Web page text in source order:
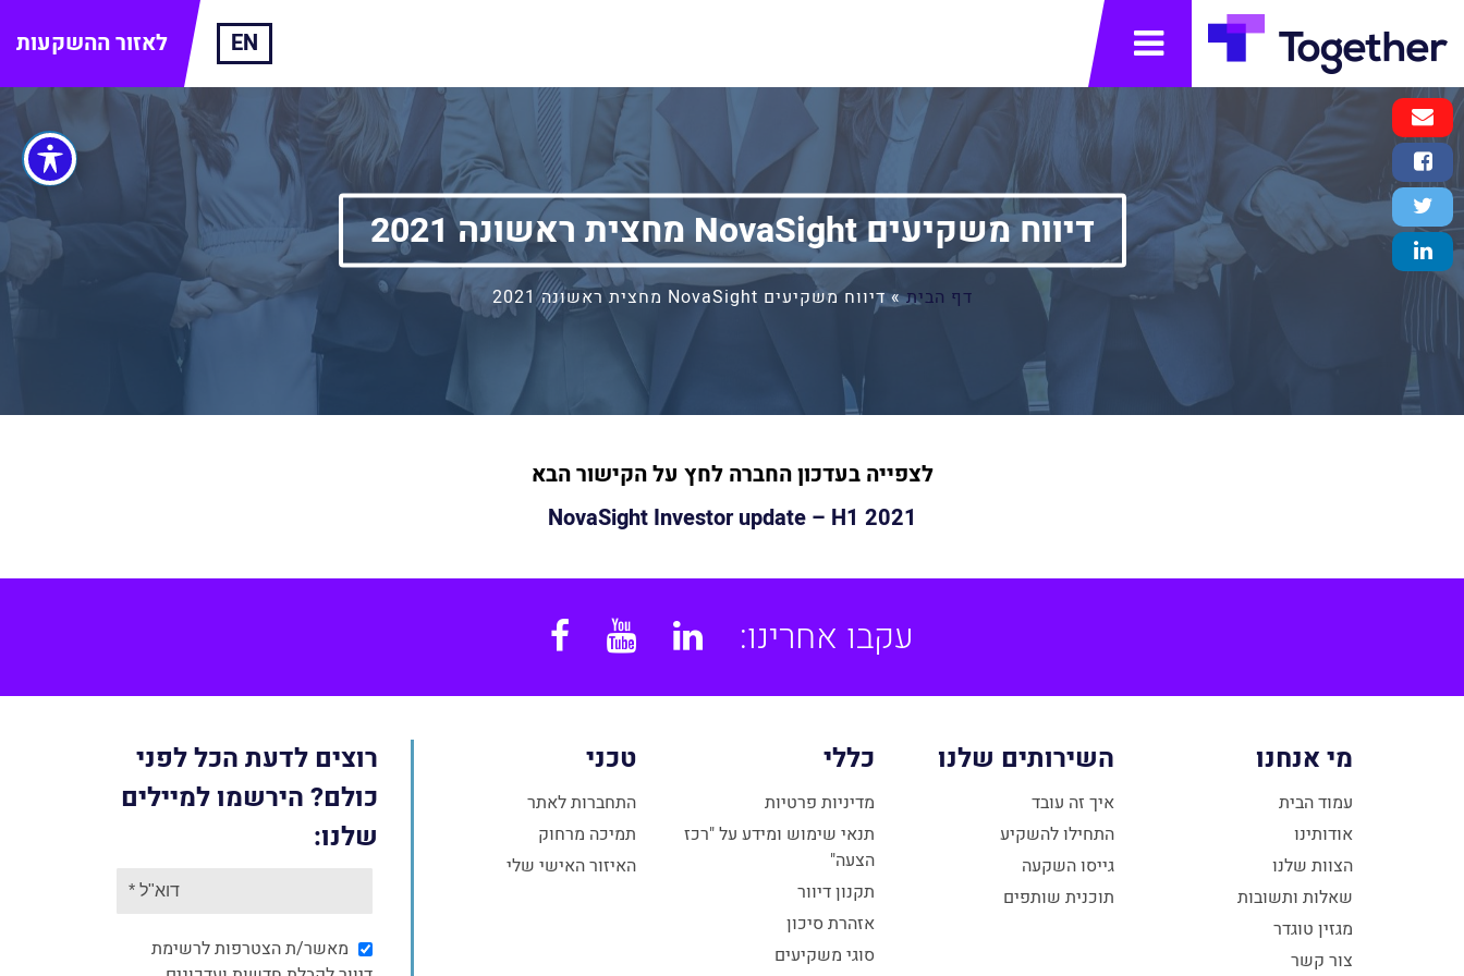
תפריט לאזור ההשקעות EN
דיווח משקיעים NovaSight מחצית ראשונה 2021
דף הבית»דיווח משקיעים NovaSight מחצית ראשונה 2021
לצפייה בעדכון החברה לחץ על הקישור הבא
NovaSight Investor update – H1 2021
עקבו אחרינו: Linkedin
YouTube
מי אנחנו
עמוד הבית
אודותינו
הצוות שלנו
שאלות ותשובות
מגזין טוגדר
צור קשר
השירותים שלנו
איך זה עובד
התחילו להשקיע
גייסו השקעה
תוכנית שותפים
כללי
מדיניות פרטיות
תנאי שימוש ומידע על "רכז
הצעה"
תקנון דיוור
אזהרת סיכון
סוגי משקיעים
טכני
התחברות לאתר
תמיכה מרחוק
האיזור האישי שלי
רוצים לדעת הכל לפני
כולם? הירשמו למיילים
שלנו:
מאשר/ת הצטרפות לרשימת
Email
Message
Facebook
Share
Twitter
Tweet
LinkedIn
Share